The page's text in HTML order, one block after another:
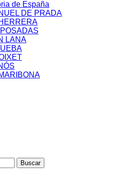
de España
DE PRADA
LANA
Buscar